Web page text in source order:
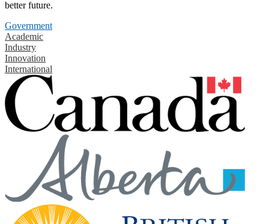
better future.
Government
Academic
Industry
Innovation
International